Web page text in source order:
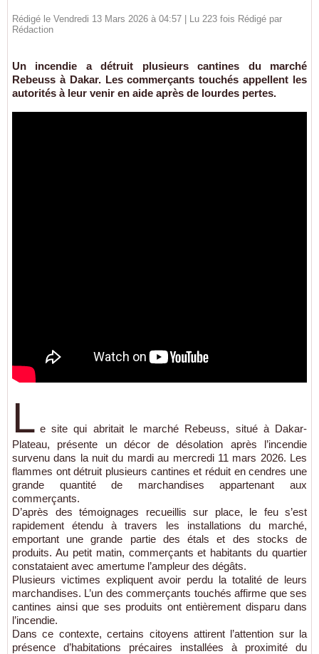
Rédigé le Vendredi 13 Mars 2026 à 04:57 | Lu 223 fois Rédigé par
Rédaction
Un incendie a détruit plusieurs cantines du marché
Rebeuss à Dakar. Les commerçants touchés appellent les
autorités à leur venir en aide après de lourdes pertes.
L e site qui abritait le marché Rebeuss, situé à Dakar-
Plateau, présente un décor de désolation après l’incendie
survenu dans la nuit du mardi au mercredi 11 mars 2026. Les
flammes ont détruit plusieurs cantines et réduit en cendres une
grande quantité de marchandises appartenant aux
commerçants.
D’après des témoignages recueillis sur place, le feu s’est
rapidement étendu à travers les installations du marché,
emportant une grande partie des étals et des stocks de
produits. Au petit matin, commerçants et habitants du quartier
constataient avec amertume l’ampleur des dégâts.
Plusieurs victimes expliquent avoir perdu la totalité de leurs
marchandises. L’un des commerçants touchés affirme que ses
cantines ainsi que ses produits ont entièrement disparu dans
l’incendie.
Dans ce contexte, certains citoyens attirent l’attention sur la
présence d’habitations précaires installées à proximité du